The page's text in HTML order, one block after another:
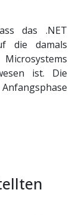
das .NET
die damals
ist. Die